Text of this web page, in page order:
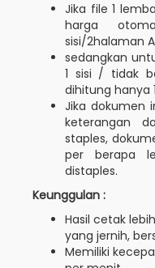
Jika file 1
harga
sisi/2halaman
sedangkan
1 sisi / tidak
dihitung hanya
Jika dokumen
keterangan
staples,
per berapa
distaples.
Keunggulan :
Hasil cetak
yang jernih,
Memiliki